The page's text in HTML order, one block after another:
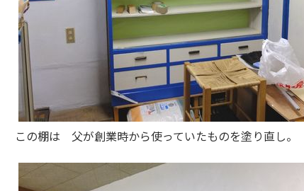
この棚は 父が創業時から使っていたものを塗り直し。